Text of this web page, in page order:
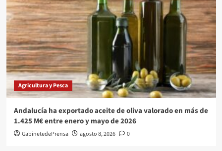
Agricultura y Pesca
Andalucía ha exportado aceite de oliva valorado en más de
1.425 M€ entre enero y mayo de 2026
GabinetedePrensa agosto 8, 2026 0